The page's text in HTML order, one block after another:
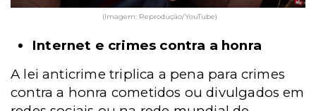
(Imagem: Reprodução/YouTube)
Internet e crimes contra a honra
A lei anticrime triplica a pena para crimes
contra a honra cometidos ou divulgados em